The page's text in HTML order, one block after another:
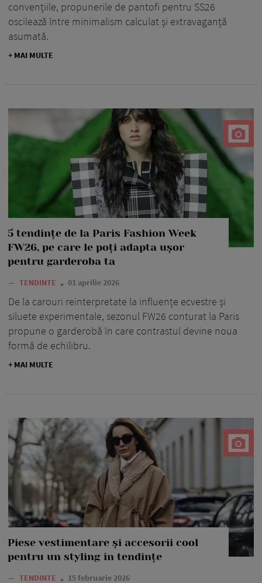
convențiile, propunerile de pantofi pentru SS26
oscilează între minimalism calculat și extravaganță
asumată.
+ MAI MULTE
5 tendințe de la Paris Fashion Week
FW26, pe care le poți adapta ușor
pentru garderoba ta
— TENDINTE 01 aprilie 2026
De la carouri reinterpretate la influențe ecvestre și
siluete experimentale, sezonul FW26 conturat la Paris
propune o garderobă în care contrastul devine noua
formă de echilibru.
+ MAI MULTE
Piese vestimentare și accesorii cool
pentru un styling în tendințe
— TENDINTE 15 februarie 2026